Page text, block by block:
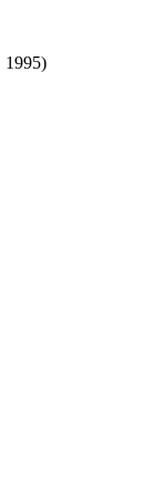
1995)